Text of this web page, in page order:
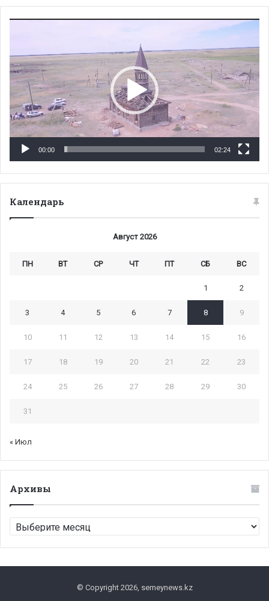
00:00 02:24
Календарь
Август 2026
ПН ВТ СР ЧТ ПТ СБ ВС
1 2
3 4 5 6 7 8 9
10 11 12 13 14 15 16
17 18 19 20 21 22 23
24 25 26 27 28 29 30
31
« Июл
Архивы
Архивы
© Copyright 2026, semeynews.kz